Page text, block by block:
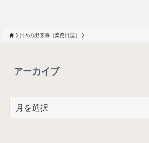
日々の出来事（業務日誌）
アーカイブ